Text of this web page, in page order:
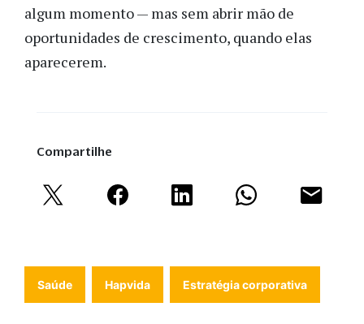
algum momento — mas sem abrir mão de
oportunidades de crescimento, quando elas
aparecerem.
Compartilhe
Saúde Hapvida Estratégia corporativa